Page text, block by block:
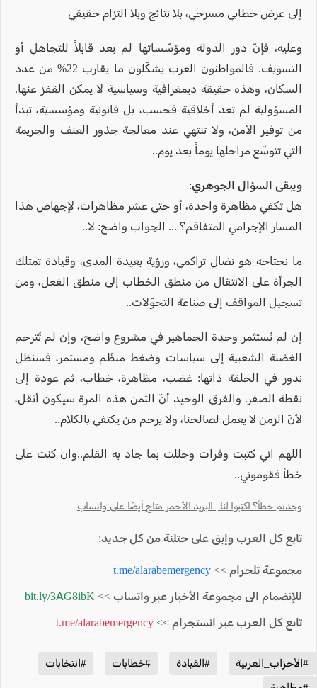
إلى عرض خطابي مسرحي، بلا نتائج وبلا التزام حقيقي
وعليه، فإنّ دور الدولة ومؤسّساتها لم يعد قابلاً للتجاهل أو
التسويف. فالمواطنون العرب يشكّلون ما يقارب 22% من عدد
السكان، وهذه حقيقة ديمغرافية وسياسية لا يمكن القفز عنها.
المسؤولية لم تعد أخلاقية فحسب، بل قانونية ومؤسسية، تبدأ
من توفير الأمن، ولا تنتهي عند معالجة جذور العنف والجريمة
التي تتوسّع مراحلها يوماً بعد يوم..
ويبقى السؤال الجوهري:
هل تكفي مظاهرة واحدة، أو حتى عشر مظاهرات، لإجهاض هذا
المسار الإجرامي المتفاقم؟ ... الجواب واضح: لا..
ما نحتاجه هو نضال تراكمي، ورؤية بعيدة المدى، وقيادة تمتلك
الجرأة على الانتقال من منطق الخطاب إلى منطق الفعل، ومن
تسجيل المواقف إلى صناعة التحوّلات..
إن لم تُستثمر وحدة الجماهير في مشروع واضح، وإن لم تُترجم
الغضبة الشعبية إلى سياسات وضغط منظّم ومستمر، فسنظل
ندور في الحلقة ذاتها: غضب، مظاهرة، خطاب، ثم عودة إلى
نقطة الصفر. والفرق الوحيد أنّ الثمن هذه المرة سيكون أثقل،
لأنّ الزمن لا يعمل لصالحنا، ولا يرحم من يكتفي بالكلام..
اللهم اني كتبت وقرات وحللت بما جاد به القلم..وان كنت على
خطأ فقوموني..
وجدتم خطأ؟ اكتبوا لنا | البريد الأحمر متاح أيضًا على واتساب
تابع كل العرب وإبق على حتلنة من كل جديد:
مجموعة تلجرام >> t.me/alarabemergency
للإنضمام الى مجموعة الأخبار عبر واتساب >> bit.ly/3AG8ibK
تابع كل العرب عبر انستجرام >> t.me/alarabemergency
#الأحزاب_العربية #القيادة #خطابات
#انتخابات